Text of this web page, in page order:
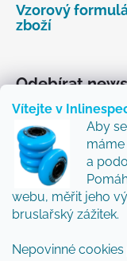
Vítejte v
Aby
a
webu, měřit jeho
bruslařský zážitek.
Nepovinné
Vzorový
zboží
Odebírat
Vložte svůj e-mail
o nových
Přidejte se k nám
novinky a tipy.
E-mail
Vložením e-